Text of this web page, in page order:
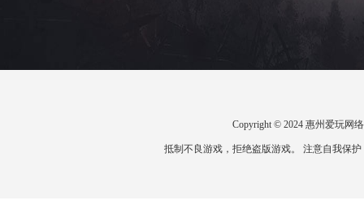
Copyright © 2024 惠州爱玩网
抵制不良游戏，拒绝盗版游戏。 注意自我保